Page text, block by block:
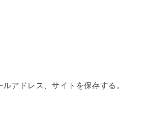
アドレス、サイトを保存する。